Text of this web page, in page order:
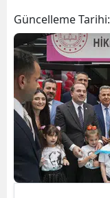
Güncelleme Tarihi: